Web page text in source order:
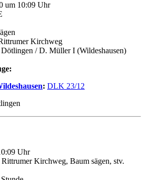
um 10:09 Uhr
Kirchweg
/ D. Müller I (Wildeshausen)
: DLK 23/12
Uhr
Kirchweg, Baum sägen, stv.